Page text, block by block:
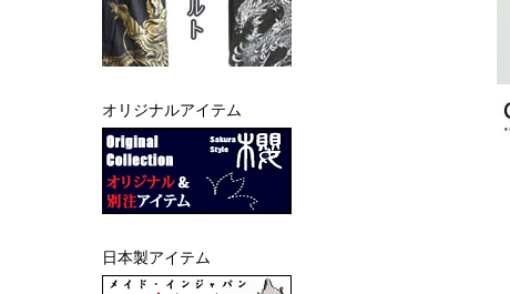
オリジナルアイテム
日本製アイテム